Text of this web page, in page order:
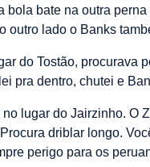
bola bate na outra
outro lado o Banks
do Tostão, procurava
pra dentro, chutei e
lugar do Jairzinho. O
driblar longo.
perigo para os